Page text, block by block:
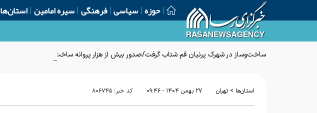
حوزه سیاسی فرهنگی سیره امامین استان‌ها
ساخت‌وساز در شهرک پرنیان قم شتاب گرفت/صدور بیش از هزار پروانه ساخت از ابتدای سال
استان‌ها > تهران ۲۷ بهمن ۱۴۰۴ - ۰۹:۴۶ کد خبر: ۸۰۶۷۴۵